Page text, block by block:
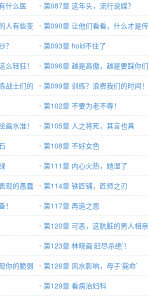
强大！
什么医
第087章 这年头，流行说媒？
人有些变
第090章 让他们看看，什么才是传
奇！
？
第093章 hold不住了
么轻狂！
第096章 越是高傲，越是要踩你们
的脸！
战士们的
第099章 训练？浪费我们的时间！
第102章 不要为老不尊！
画水准！
第105章 人之将死，其言也真
第108章 不好女色
第111章 内心火热，她湿了
现的愚蠢
第114章 铁匠铺，匠师之刃
第117章 再造之恩
第120章 可恶，这肮脏的男人相亲
还迟到！
第123章 林晓画‘赶尽杀绝’！
你的脆弱
第126章 风水影响，母子‘毙命’
第129章 看病治妇科